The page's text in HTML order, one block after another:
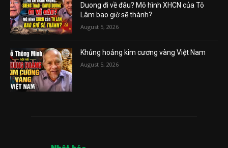
Duong đi về đâu? Mô hình XHCN của Tô
Lâm bao giờ sẽ thành?
August 5, 2026
Khủng hoảng kim cương vàng Việt Nam
August 5, 2026